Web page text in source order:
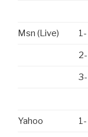
Msn (Live) 1-
2-
3-
Yahoo 1-